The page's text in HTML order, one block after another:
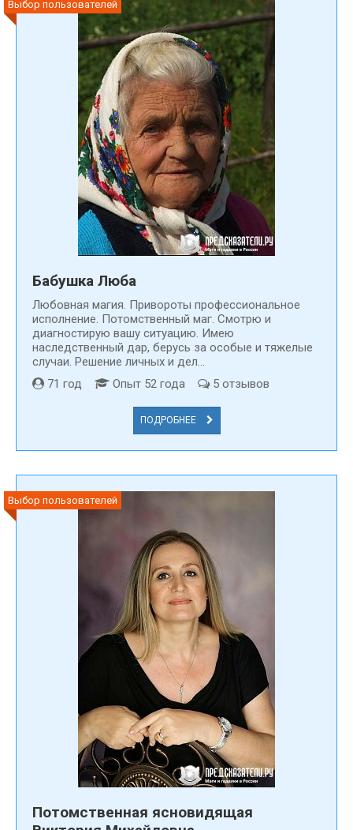
Выбор пользователей
Бабушка Люба
Любовная магия. Привороты профессиональное
исполнение. Потомственный маг. Смотрю и
диагностирую вашу ситуацию. Имею
наследственный дар, берусь за особые и тяжелые
случаи. Решение личных и дел...
71 год
Опыт 52 года 5 отзывов
ПОДРОБНЕЕ
Выбор пользователей
Потомственная ясновидящая